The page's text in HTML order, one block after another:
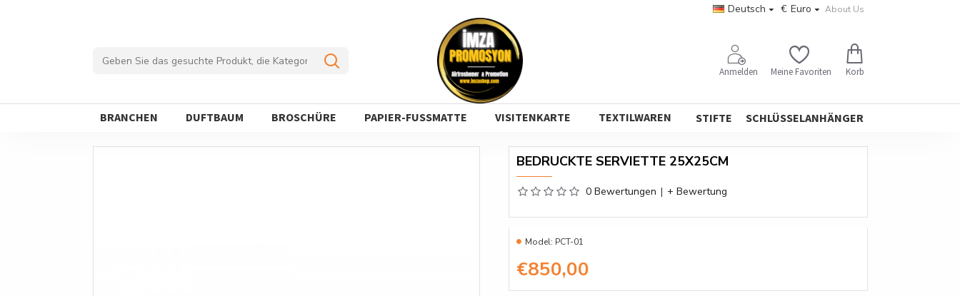
Deutsch € Euro About Us
Anmelden Meine Favoriten Korb
BRANCHEN DUFTBAUM BROSCHÜRE PAPIER-FUSSMATTE VISITENKARTE TEXTILWAREN STIFTE SCHLÜSSELANHÄNGER
BEDRUCKTE SERVIETTE 25X25CM
0 Bewertungen | + Bewertung
€850,00
Model: PCT-01